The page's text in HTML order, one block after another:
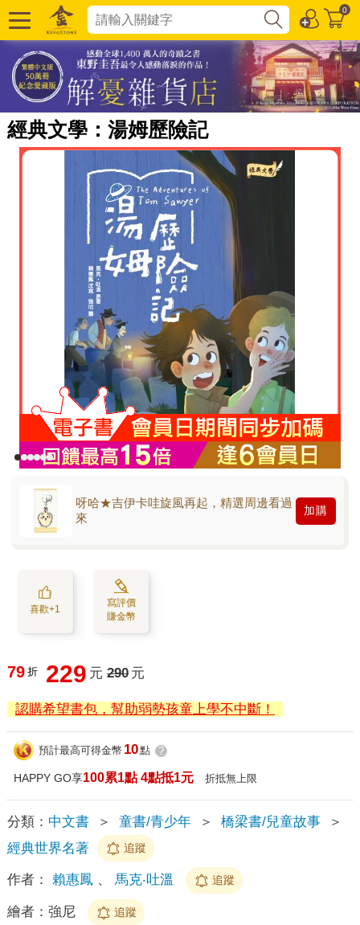
0
經典文學：湯姆歷險記
呀哈★吉伊卡哇旋風再起，精選周邊看過
來
加購
喜歡+1
寫評價
賺金幣
79 折 229 元 290 元
認購希望書包，幫助弱勢孩童上學不中斷！
預計最高可得金幣 10點 ?
HAPPY GO享100累1點 4點抵1元 折抵無上限
分類： 中文書 ＞ 童書/青少年 ＞ 橋梁書/兒童故事
＞
經典世界名著
追蹤
作者： 賴惠鳳、 馬克‧吐溫 追蹤
繪者： 強尼 追蹤